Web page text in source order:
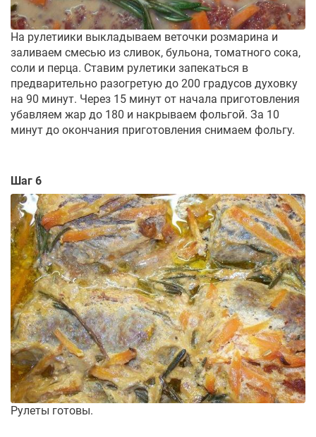
На рулетиики выкладываем веточки розмарина и
заливаем смесью из сливок, бульона, томатного сока,
соли и перца. Ставим рулетики запекаться в
предварительно разогретую до 200 градусов духовку
на 90 минут. Через 15 минут от начала приготовления
убавляем жар до 180 и накрываем фольгой. За 10
минут до окончания приготовления снимаем фольгу.
Шаг 6
Рулеты готовы.